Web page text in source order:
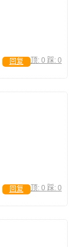
顶: 0 踩: 0
回复
顶: 0 踩: 0
回复